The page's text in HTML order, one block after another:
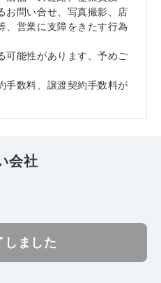
お問い合せ、写真撮影、店
、営業に支障をきたす行為
可能性があります。予めご
数料、譲渡契約手数料が
会社
しました